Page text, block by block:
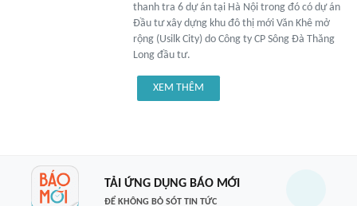
thanh tra 6 dự án tại Hà Nội trong đó có dự án
Đầu tư xây dựng khu đô thị mới Văn Khê mở
rộng (Usilk City) do Công ty CP Sông Đà Thăng
Long đầu tư.
XEM THÊM
TẢI ỨNG DỤNG BÁO MỚI
ĐỂ KHÔNG BỎ SÓT TIN TỨC